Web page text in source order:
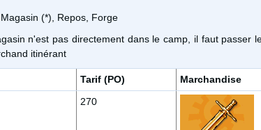
(*), Repos, Forge
n'est pas directement dans le camp, il faut passer
itinérant
Tarif (PO)
Marchandise
270